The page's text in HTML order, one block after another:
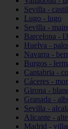
Sevilla -
Lugo - lugo
Sevilla -
Barcelona -
Huelva -
Navarra -
Burgos -
Cantabria -
Cáceres -
Girona -
Granada -
Sevilla -
Alicante -
Madrid -